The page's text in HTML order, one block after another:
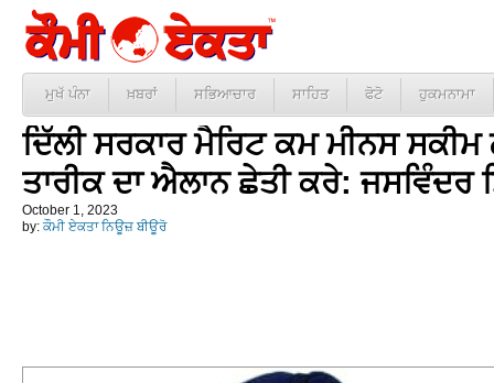
ਮੁਖੱ ਪੰਨਾ ਖ਼ਬਰਾਂ ਸਭਿਆਚਾਰ ਸਾਹਿਤ ਫੋਟੋ ਹੁਕਮਨਾਮਾ
ਦਿੱਲੀ ਸਰਕਾਰ ਮੈਰਿਟ ਕਮ ਮੀਨਸ
ਤਾਰੀਕ ਦਾ ਐਲਾਨ ਛੇਤੀ ਕਰੇ: ਜਸਵਿੰਦਰ
October 1, 2023
by: ਕੌਮੀ ਏਕਤਾ ਨਿਊਜ਼ ਬੀਊਰੋ